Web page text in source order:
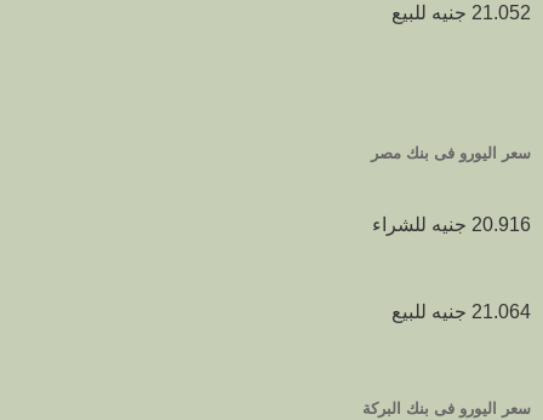
21.052 جنيه للبيع
سعر اليورو فى بنك مصر
20.916 جنيه للشراء
21.064 جنيه للبيع
سعر اليورو فى بنك البركة